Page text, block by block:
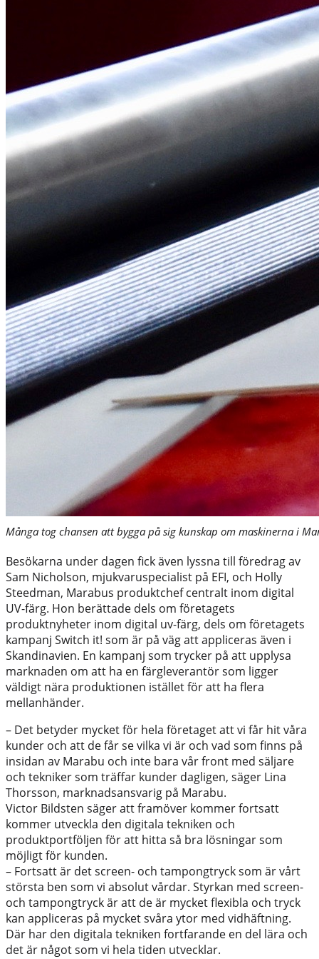
Många tog chansen att bygga på sig kunskap om maskinerna i
Besökarna under dagen fick även lyssna till föredrag av
Sam Nicholson, mjukvaruspecialist på EFI, och Holly
Steedman, Marabus produktchef centralt inom digital
UV-färg. Hon berättade dels om företagets
produktnyheter inom digital uv-färg, dels om företagets
kampanj Switch it! som är på väg att appliceras även i
Skandinavien. En kampanj som trycker på att upplysa
marknaden om att ha en färgleverantör som ligger
väldigt nära produktionen istället för att ha flera
mellanhänder.
– Det betyder mycket för hela företaget att vi får hit våra
kunder och att de får se vilka vi är och vad som finns på
insidan av Marabu och inte bara vår front med säljare
och tekniker som träffar kunder dagligen, säger Lina
Thorsson, marknadsansvarig på Marabu.
Victor Bildsten säger att framöver kommer fortsatt
kommer utveckla den digitala tekniken och
produktportföljen för att hitta så bra lösningar som
möjligt för kunden.
– Fortsatt är det screen- och tampongtryck som är vårt
största ben som vi absolut vårdar. Styrkan med screen-
och tampongtryck är att de är mycket flexibla och tryck
kan appliceras på mycket svåra ytor med vidhäftning.
Där har den digitala tekniken fortfarande en del lära och
det är något som vi hela tiden utvecklar.